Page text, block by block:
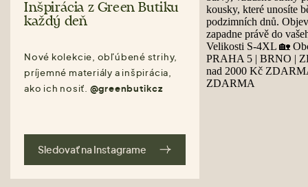
Inšpirácia z Green Butiku
každý deň
Nové kolekcie, obľúbené strihy,
príjemné materiály a inšpirácia,
ako ich nosiť. @greenbutikcz
Sledovať na Instagrame